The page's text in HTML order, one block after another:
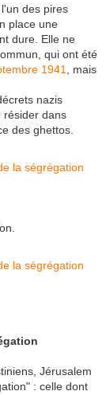
des pires
place une
dure. Elle ne
qui ont été
1941
, mais
nazis
résider dans
des ghettos.
Jérusalem
: celle dont